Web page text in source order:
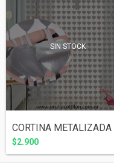
SIN STOCK
$2.900